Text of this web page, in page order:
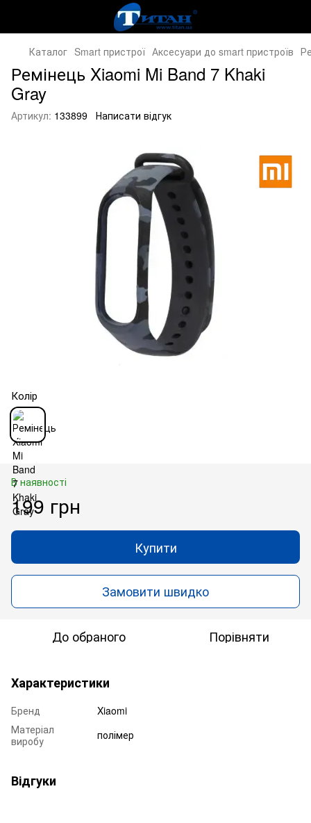
Каталог Smart пристрої Аксесуари до smart пристроїв
Ремінець Xiaomi Mi Band 7 Khaki
Gray
Артикул: 133899 Написати відгук
Колір
В наявності
199 грн
Купити
Замовити швидко
До обраного Порівняти
Характеристики
Бренд
Xiaomi
Матеріал
виробу
полімер
Відгуки